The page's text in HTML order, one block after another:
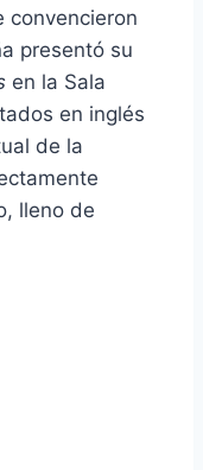
convencieron
presentó su
en la Sala
en inglés
de la
lleno de